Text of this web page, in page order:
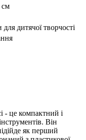
см
для дитячої творчості
- це компактний і
Він
як перший